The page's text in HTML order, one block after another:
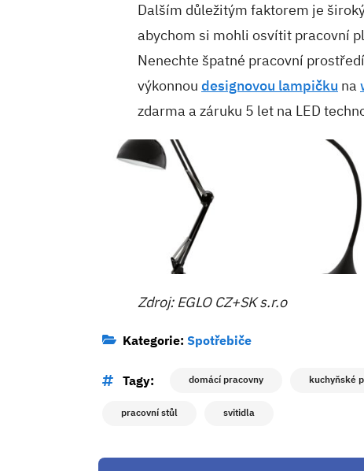
Dalším důležitým faktorem je
abychom si mohli osvítit pracovní
Nenechte špatné pracovní
výkonnou designovou lampičku na
zdarma a záruku 5 let na LED
Zdroj: EGLO CZ+SK s.r.o
Kategorie: Spotřebiče
Tagy: domácí pracovny kuchyňské
pracovní stůl svitidla